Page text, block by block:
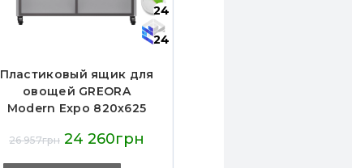
24
24
Пластиковый ящик для
овощей GREORA
Modern Expo 820х625
контейнер для
26 957грн 24 260грн